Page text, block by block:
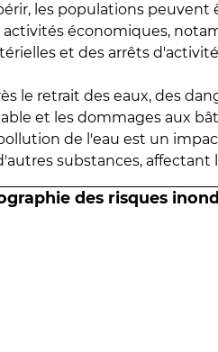
les populations peuvent
activités économiques,
et des arrêts
le retrait des eaux, des
et les dommages aux
de l'eau est un
substances, affectant
des risques